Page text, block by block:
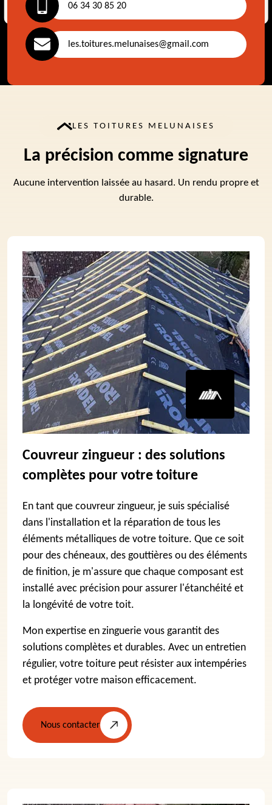
06 34 30 85 20
les.toitures.melunaises@gmail.com
LES TOITURES MELUNAISES
La précision comme signature
Aucune intervention laissée au hasard. Un rendu propre et
durable.
Couvreur zingueur : des solutions
complètes pour votre toiture
En tant que couvreur zingueur, je suis spécialisé
dans l'installation et la réparation de tous les
éléments métalliques de votre toiture. Que ce soit
pour des chéneaux, des gouttières ou des éléments
de finition, je m'assure que chaque composant est
installé avec précision pour assurer l'étanchéité et
la longévité de votre toit.
Mon expertise en zinguerie vous garantit des
solutions complètes et durables. Avec un entretien
régulier, votre toiture peut résister aux intempéries
et protéger votre maison efficacement.
Nous contacter